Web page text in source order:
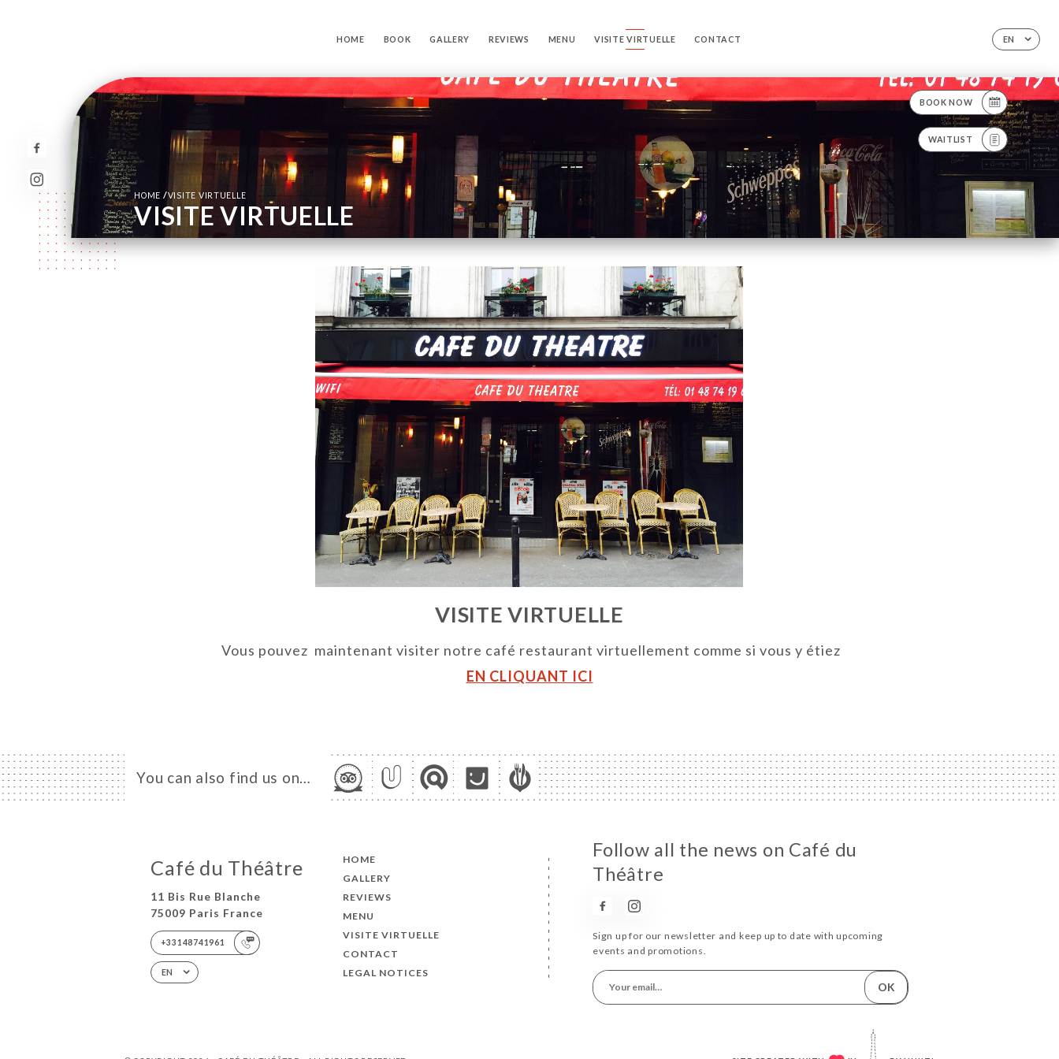
EN
HOME BOOK GALLERY REVIEWS MENU VISITE VIRTUELLE CONTACT
BOOK NOW
WAITLIST
HOME /VISITE VIRTUELLE
VISITE VIRTUELLE
VISITE VIRTUELLE
Vous pouvez maintenant visiter notre café restaurant virtuellement comme si vous y étiez
EN CLIQUANT ICI
You can also find us on…
Café du Théâtre
11 Bis Rue Blanche
75009 Paris France
+33148741961
EN
HOME
GALLERY
REVIEWS
MENU
VISITE VIRTUELLE
CONTACT
LEGAL NOTICES
Follow all the news on Café du
Théâtre
Sign up for our newsletter and keep up to date with upcoming
events and promotions.
OK